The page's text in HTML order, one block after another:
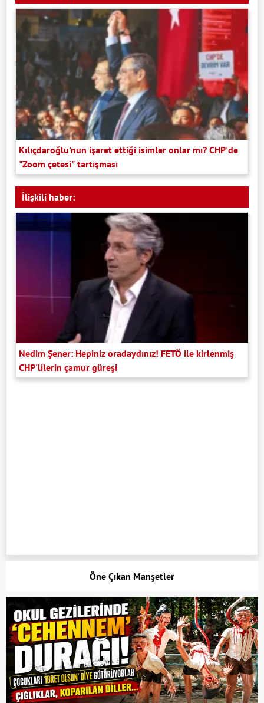
Kılıçdaroğlu'nun işaret ettiği isimler onlar mı? CHP'de
"Zoom çetesi" tartışması
İlişkili haber:
Nedim Şener: Hepiniz oradaydınız! FETÖ ile kirlenmiş
CHP'lilerin çamur güreşi
Öne Çıkan Manşetler